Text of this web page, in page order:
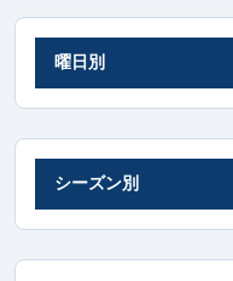
曜日別
シーズン別